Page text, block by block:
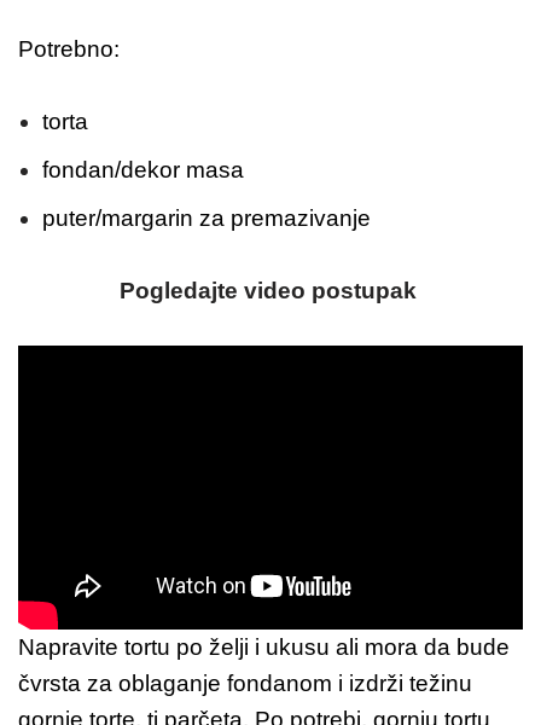
Potrebno:
torta
fondan/dekor masa
puter/margarin za premazivanje
Pogledajte video postupak
Napravite tortu po želji i ukusu ali mora da bude
čvrsta za oblaganje fondanom i izdrži težinu
gornje torte, tj parčeta. Po potrebi, gornju tortu